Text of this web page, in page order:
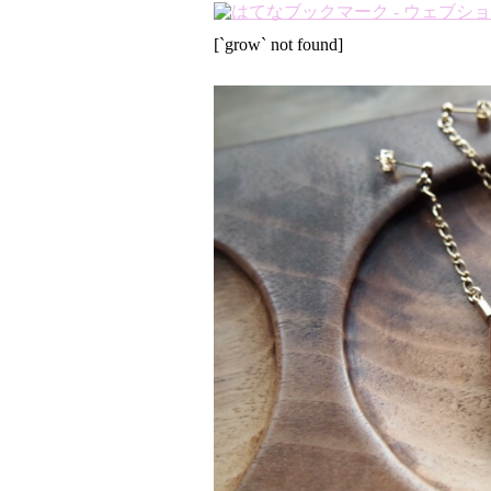
[`grow` not found]